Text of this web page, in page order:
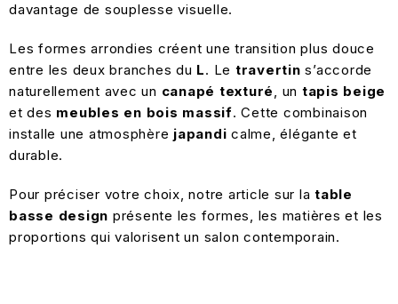
davantage de souplesse visuelle.
Les formes arrondies créent une transition plus douce
entre les deux branches du L. Le travertin s’accorde
naturellement avec un canapé texturé, un tapis beige
et des meubles en bois massif. Cette combinaison
installe une atmosphère japandi calme, élégante et
durable.
Pour préciser votre choix, notre article sur la table
basse design présente les formes, les matières et les
proportions qui valorisent un salon contemporain.